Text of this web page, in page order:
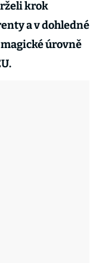
krok
a v dohledné
úrovně